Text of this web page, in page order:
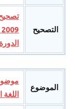
التصحيح
الموضوع
اللغة